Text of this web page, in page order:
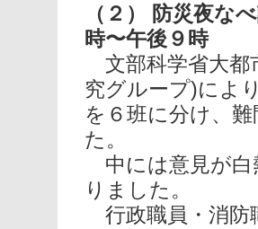
（２） 防災夜な
時〜午後９時
⽂部科学省⼤都
究グループ)によ
を６班に分け、
た。
中には意⾒が⽩
りました。
⾏政職員・消防